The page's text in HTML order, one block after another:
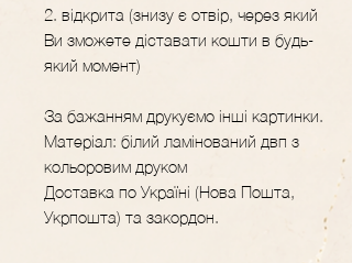
2. відкрита (знизу є отвір, через який
Ви зможете діставати кошти в будь-
який момент)
За бажанням друкуємо інші картинки.
Матеріал: білий ламінований двп з
кольоровим друком
Доставка по Україні (Нова Пошта,
Укрпошта) та закордон.